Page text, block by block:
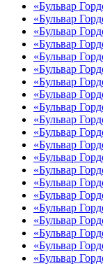
«Бульвар
«Бульвар
«Бульвар
«Бульвар
«Бульвар
«Бульвар
«Бульвар
«Бульвар
«Бульвар
«Бульвар
«Бульвар
«Бульвар
«Бульвар
«Бульвар
«Бульвар
«Бульвар
«Бульвар
«Бульвар
«Бульвар
«Бульвар
«Бульвар